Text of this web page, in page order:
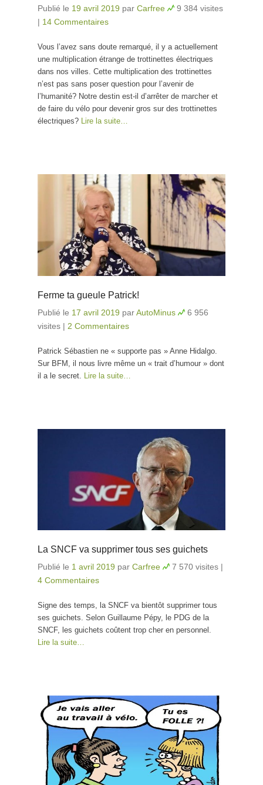
Publié le 19 avril 2019 par Carfree
9 384 visites
| 14 Commentaires
Vous l’avez sans doute remarqué, il y a actuellement
une multiplication étrange de trottinettes électriques
dans nos villes. Cette multiplication des trottinettes
n’est pas sans poser question pour l’avenir de
l’humanité? Notre destin est-il d’arrêter de marcher et
de faire du vélo pour devenir gros sur des trottinettes
électriques?
Lire la suite…
Ferme ta gueule Patrick!
Publié le 17 avril 2019 parAutoMinus
6 956
visites | 2 Commentaires
Patrick Sébastien ne « supporte pas » Anne Hidalgo.
Sur BFM, il nous livre même un « trait d’humour » dont
il a le secret. Lire la suite…
La SNCF va supprimer tous ses guichets
Publié le 1 avril 2019 par Carfree 7 570 visites |
4 Commentaires
Signe des temps, la SNCF va bientôt supprimer tous
ses guichets. Selon Guillaume Pépy, le PDG de la
SNCF, les guichets coûtent trop cher en personnel.
Lire la suite…